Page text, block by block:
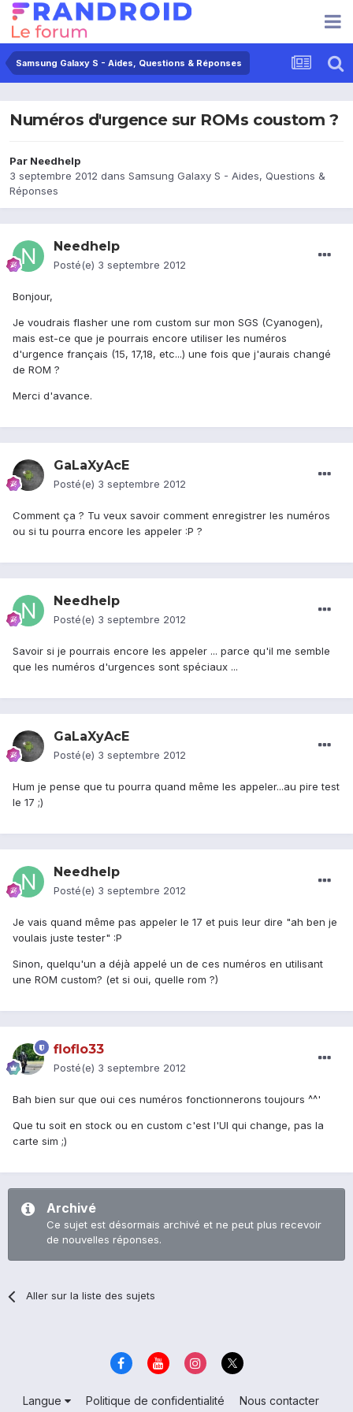
Samsung Galaxy S - Aides, Questions & Réponses
Numéros d'urgence sur ROMs coustom ?
Par Needhelp
3 septembre 2012 dans Samsung Galaxy S - Aides, Questions &
Réponses
Needhelp
Posté(e) 3 septembre 2012
Bonjour,
Je voudrais flasher une rom custom sur mon SGS (Cyanogen),
mais est-ce que je pourrais encore utiliser les numéros
d'urgence français (15, 17,18, etc...) une fois que j'aurais changé
de ROM ?
Merci d'avance.
GaLaXyAcE
Posté(e) 3 septembre 2012
Comment ça ? Tu veux savoir comment enregistrer les numéros
ou si tu pourra encore les appeler :P ?
Needhelp
Posté(e) 3 septembre 2012
Savoir si je pourrais encore les appeler ... parce qu'il me semble
que les numéros d'urgences sont spéciaux ...
GaLaXyAcE
Posté(e) 3 septembre 2012
Hum je pense que tu pourra quand même les appeler...au pire test
le 17 ;)
Needhelp
Posté(e) 3 septembre 2012
Je vais quand même pas appeler le 17 et puis leur dire "ah ben je
voulais juste tester" :P
Sinon, quelqu'un a déjà appelé un de ces numéros en utilisant
une ROM custom? (et si oui, quelle rom ?)
floflo33
Posté(e) 3 septembre 2012
Bah bien sur que oui ces numéros fonctionnerons toujours ^^'
Que tu soit en stock ou en custom c'est l'UI qui change, pas la
carte sim ;)
Archivé
Ce sujet est désormais archivé et ne peut plus recevoir
de nouvelles réponses.
Aller sur la liste des sujets
Langue Politique de confidentialité
Nous contacter